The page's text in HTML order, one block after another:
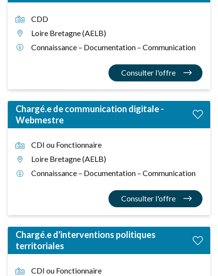
CDD
Loire Bretagne (AELB)
Connaissance – Documentation – Communication
Consulter l'offre
Chargé.e de communication digitale -
Webmestre
CDI ou Fonctionnaire
Loire Bretagne (AELB)
Connaissance – Documentation – Communication
Consulter l'offre
Chargé.e d'interventions politiques
territoriales
CDI ou Fonctionnaire